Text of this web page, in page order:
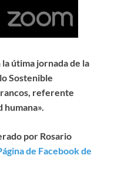
útima jornada de la
Sostenible
referente
humana».
por Rosario
de Facebook de